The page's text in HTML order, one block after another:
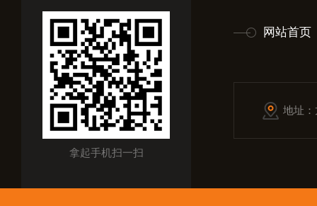
拿起手机扫一扫
网站首页
地址